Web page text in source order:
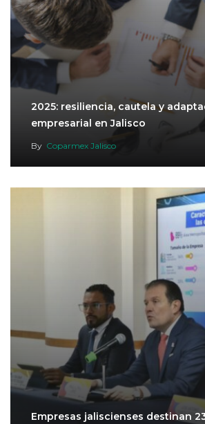
2025: resiliencia, cautela y
empresarial en Jalisco
By Coparmex Jalisco
Empresas jaliscienses destinan